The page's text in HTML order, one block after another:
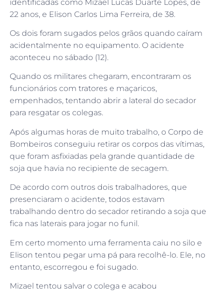
identificadas como Mizael Lucas Duarte Lopes, de
22 anos, e Elison Carlos Lima Ferreira, de 38.
Os dois foram sugados pelos grãos quando caíram
acidentalmente no equipamento. O acidente
aconteceu no sábado (12).
Quando os militares chegaram, encontraram os
funcionários com tratores e maçaricos,
empenhados, tentando abrir a lateral do secador
para resgatar os colegas.
Após algumas horas de muito trabalho, o Corpo de
Bombeiros conseguiu retirar os corpos das vítimas,
que foram asfixiadas pela grande quantidade de
soja que havia no recipiente de secagem.
De acordo com outros dois trabalhadores, que
presenciaram o acidente, todos estavam
trabalhando dentro do secador retirando a soja que
fica nas laterais para jogar no funil.
Em certo momento uma ferramenta caiu no silo e
Elison tentou pegar uma pá para recolhê-lo. Ele, no
entanto, escorregou e foi sugado.
Mizael tentou salvar o colega e acabou